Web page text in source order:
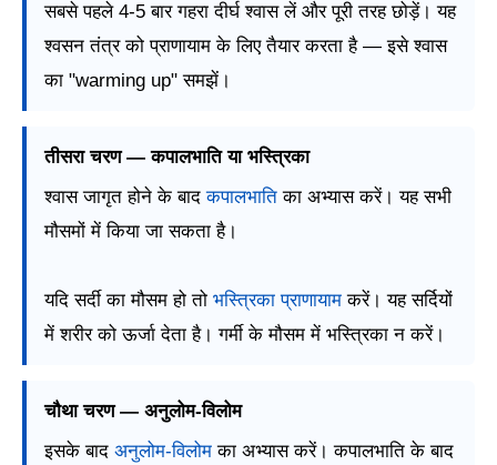
सबसे पहले 4-5 बार गहरा दीर्घ श्वास लें और पूरी तरह छोड़ें। यह
श्वसन तंत्र को प्राणायाम के लिए तैयार करता है — इसे श्वास
का "warming up" समझें।
तीसरा चरण — कपालभाति या भस्त्रिका
श्वास जागृत होने के बादकपालभाति का अभ्यास करें। यह सभी
मौसमों में किया जा सकता है।
यदि सर्दी का मौसम हो तो भस्त्रिका प्राणायाम करें। यह सर्दियों
में शरीर को ऊर्जा देता है। गर्मी के मौसम में भस्त्रिका न करें।
चौथा चरण — अनुलोम-विलोम
इसके बाद अनुलोम-विलोम का अभ्यास करें। कपालभाति के बाद